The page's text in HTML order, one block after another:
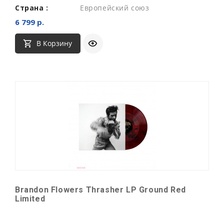
Страна :
Европейский союз
6 799 р.
В Корзину
Brandon Flowers Thrasher LP Ground Red
Limited